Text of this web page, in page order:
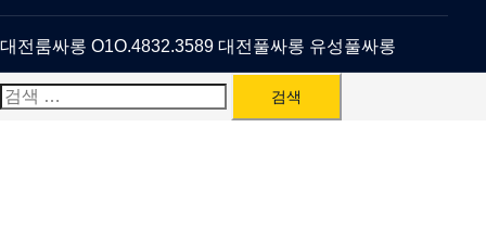
대전룸싸롱 O1O.4832.3589 대전풀싸롱 유성풀싸롱
검